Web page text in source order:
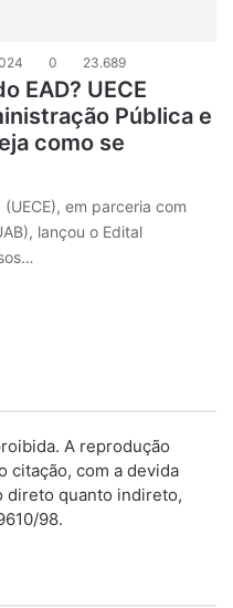
0 23.689
EAD? UECE
Pública e
como se
em parceria com
lançou o Edital
A reprodução
citação, com a devida
direto quanto indireto,
98.